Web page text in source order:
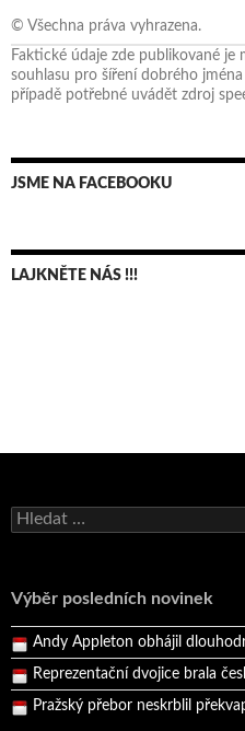
© Všechna práva vyhrazena.
Faktické údaje zde publikované
souhlasu pro šíření dobrého
případě potřebné uvádět zdroj
JSME NA FACEBOOKU
LAJKNĚTE NÁS !!!
Vyhledávání
Výběr posledních novinek
Bruno Belan se radoval z
Andy Appleton obhájil
Reprezentační dvojice brala
Pražský přebor neskrblil